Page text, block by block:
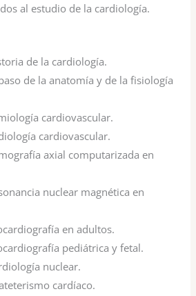
al estudio de la cardiología.
de la cardiología.
de la anatomía y de la fisiología
cardiovascular.
cardiovascular.
axial computarizada en
nuclear magnética en
en adultos.
pediátrica y fetal.
nuclear.
cardíaco.